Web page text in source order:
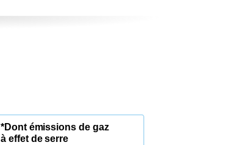
*Dont émissions de gaz
à effet de serre